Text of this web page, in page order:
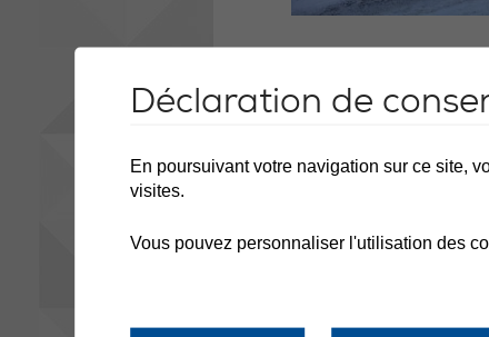
Déclaration de
En poursuivant votre navigation sur ce site,
visites.
Vous pouvez personnaliser l'utilisation des